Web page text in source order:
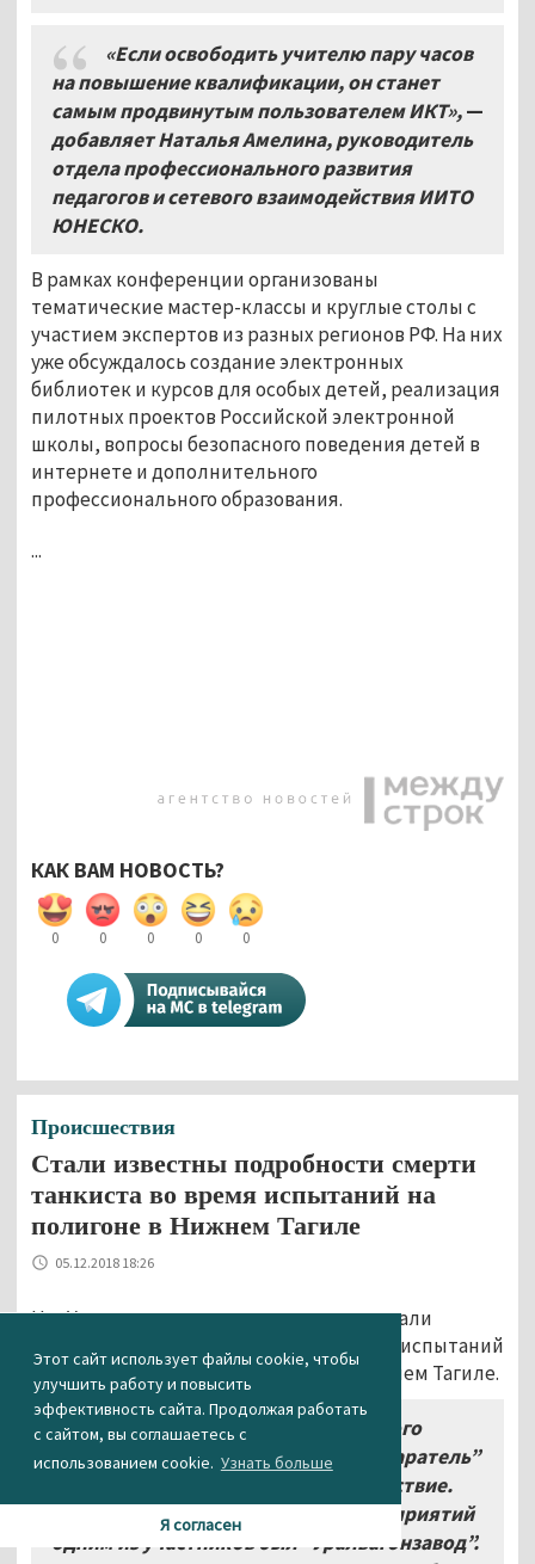
Этот сайт использует файлы cookie, чтобы
улучшить работу и повысить
эффективность сайта. Продолжая работать
с сайтом, вы соглашаетесь с
использованием cookie. Узнать больше
Я согласен
«Если освободить учителю пару часов
на повышение квалификации, он станет
самым продвинутым пользователем ИКТ»,—
добавляет Наталья Амелина, руководитель
отдела профессионального развития
педагогов и сетевого взаимодействия ИИТО
ЮНЕСКО.
В рамках конференции организованы
тематические мастер-классы и круглые столы с
участием экспертов из разных регионов РФ. На них
уже обсуждалось создание электронных
библиотек и курсов для особых детей, реализация
пилотных проектов Российской электронной
школы, вопросы безопасного поведения детей в
интернете и дополнительного
профессионального образования.
...
КАК ВАМ НОВОСТЬ?
0 0 0 0 0
Происшествия
Стали известны подробности смерти
танкиста во время испытаний на
полигоне в Нижнем Тагиле
05.12.2018 18:26
На «Уралвагонзаводе» прокомментировали
инцидент с гибелью танкиста во время испытаний
на полигоне «Старатель» НТИИМ в Нижнем Тагиле.
«На полигоне Нижнетагильского
института испытания металлов “Старатель”
произошло чрезвычайное происшествие.
Для содействия в проведении мероприятий
одним из участников был “Уралвагонзавод”.